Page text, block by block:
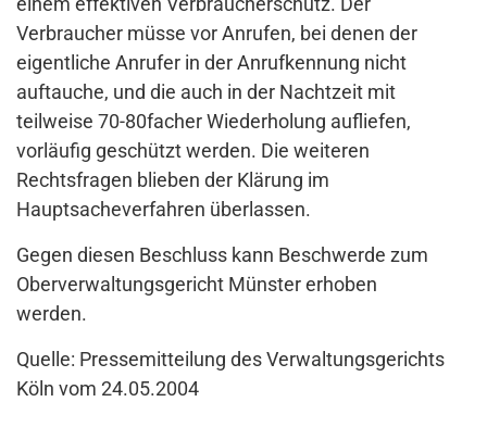
Verbraucher müsse vor Anrufen, bei denen der
eigentliche Anrufer in der Anrufkennung nicht
auftauche, und die auch in der Nachtzeit mit
teilweise 70-80facher Wiederholung aufliefen,
vorläufig geschützt werden. Die weiteren
Rechtsfragen blieben der Klärung im
Hauptsacheverfahren überlassen.
Gegen diesen Beschluss kann Beschwerde zum
Oberverwaltungsgericht Münster erhoben
werden.
Quelle: Pressemitteilung des Verwaltungsgerichts
Köln vom 24.05.2004